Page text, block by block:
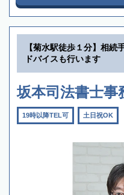
【菊水駅徒歩１分】相続
ドバイスも行います
坂本司法書士事
19時以降TEL可 土日祝OK